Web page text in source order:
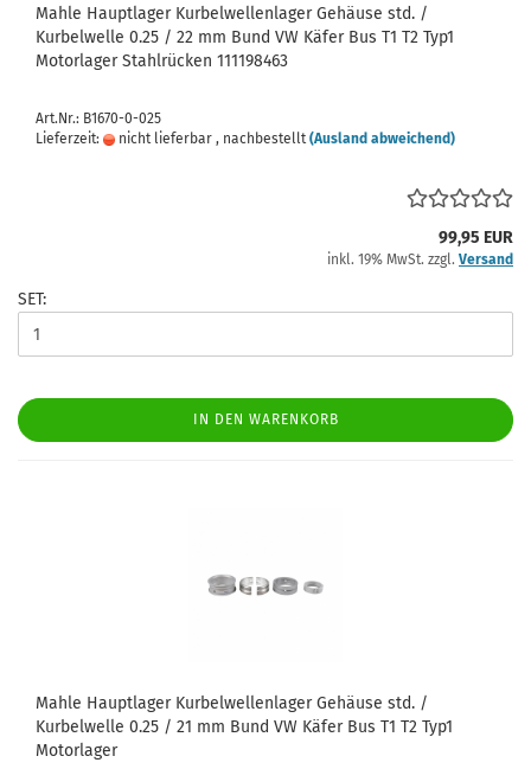
Mahle Hauptlager Kurbelwellenlager Gehäuse std. /
Kurbelwelle 0.25 / 22 mm Bund VW Käfer Bus T1 T2 Typ1
Motorlager Stahlrücken 111198463
Art.Nr.: B1670-0-025
Lieferzeit:
nicht lieferbar , nachbestellt (Ausland abweichend)
99,95 EUR
inkl. 19% MwSt. zzgl. Versand
SET:
IN DEN WARENKORB
Mahle Hauptlager Kurbelwellenlager Gehäuse std. /
Kurbelwelle 0.25 / 21 mm Bund VW Käfer Bus T1 T2 Typ1
Motorlager